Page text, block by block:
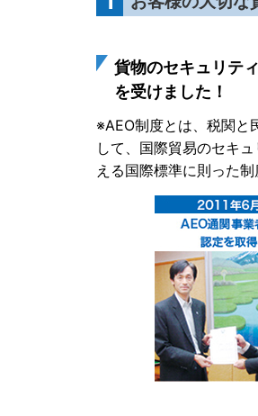
貨物のセキュリテ
を受けました！
※AEO制度とは、税関と
して、国際貿易のセキ
える国際標準に則った制